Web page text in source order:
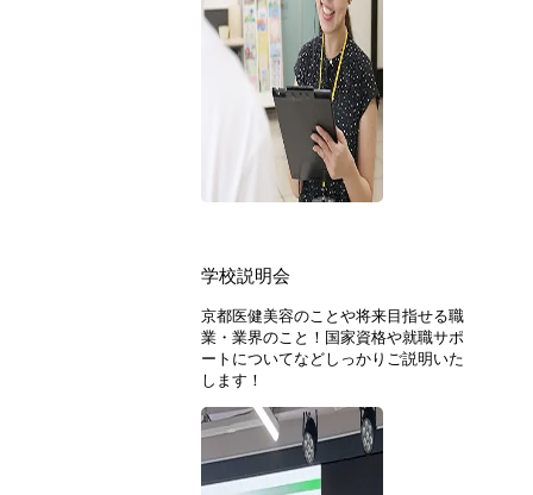
学校説明会
京都医健美容のことや将来目指せる職
業・業界のこと！国家資格や就職サポ
ートについてなどしっかりご説明いた
します！